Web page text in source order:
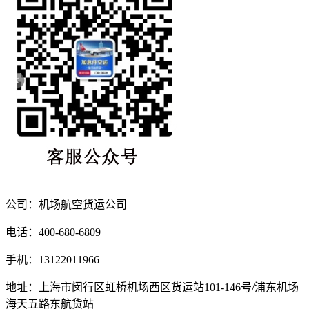
公司：机场航空货运公司
电话：400-680-6809
手机：13122011966
地址：上海市闵行区虹桥机场西区货运站101-146号/浦东机场
海天五路东航货站